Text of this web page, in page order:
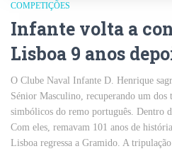
COMPETIÇÕES
Infante volta a
Lisboa 9 anos
O Clube Naval Infante D. Henrique
Sénior Masculino, recuperando um
simbólicos do remo português. Dentro
Com eles, remavam 101 anos de
Lisboa regressa a Gramido. A